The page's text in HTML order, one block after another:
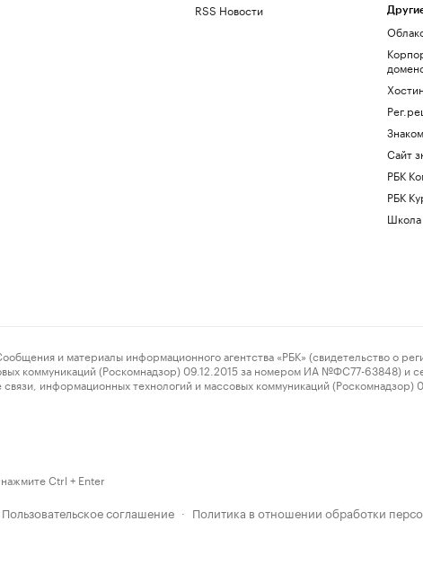
RSS Новости
Сайт
РБК
РБК
Школа
и материалы информационного агентства «РБК» (свидетельство о
коммуникаций (Роскомнадзор) 09.12.2015 за номером ИА №ФС77-63848) и
информационных технологий и массовых коммуникаций
Ctrl + Enter
Пользовательское соглашение · Политика в отношении обработки